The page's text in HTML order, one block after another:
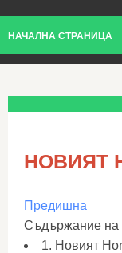
НАЧАЛНА СТРАНИЦА
НОВИЯТ
Предишна
Съдържание на
1. Новият